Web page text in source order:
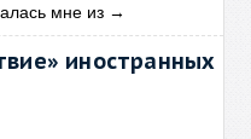
мне из →
иностранных